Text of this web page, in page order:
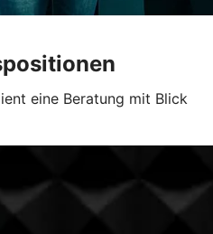
eine Beratung mit Blick